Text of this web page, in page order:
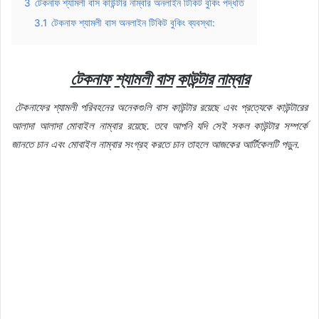
3 টেকনাফ শ্যামলী বাস কাউন্টার নাম্বার অনলাইন টিকিট বুকিং পদ্ধতি
3.1 টেকনাফ শ্যামলী বাস অনলাইন টিকিট বুকিং ব্যবস্থা:
টেকনাফ শ্যামলীবাস কাউন্টারনাম্বার
টেকনাফের শ্যামলী পরিবহনের অনেকগুলি বাস কাউন্টার রয়েছে এবং প্রত্যেকে কাউন্টারের
আলাদা আলাদা মোবাইল নাম্বার রয়েছে. তবে আপনি যদি সেই সকল কাউন্টার সম্পর্কে
জানতে চান এবং মোবাইল নাম্বার সংগ্রহ করতে চান তাহলে আজকের আর্টিকেলটি পড়ুন.